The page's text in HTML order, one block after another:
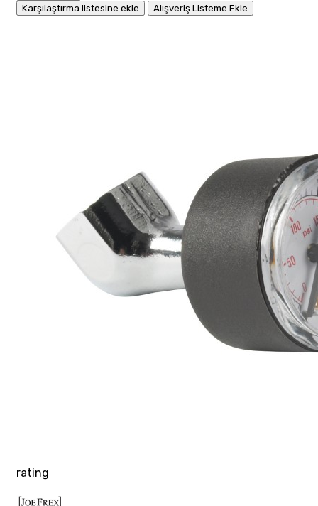
Karşılaştırma listesine ekle
Alışveriş Listeme Ekle
rating